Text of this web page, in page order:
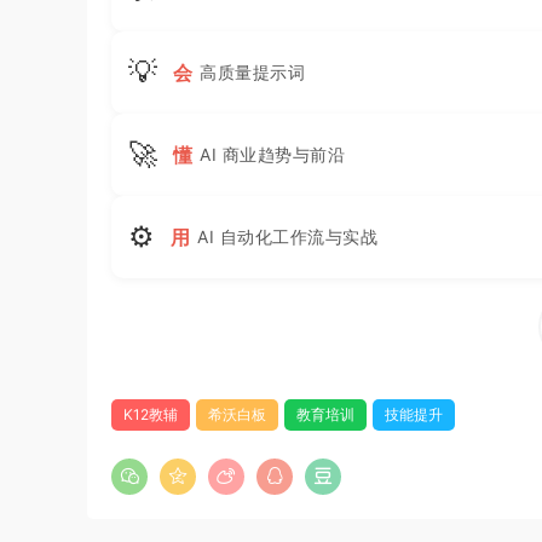
💡 会 高质量提示词
🚀 懂 AI 商业趋势与前沿
⚙ 用 AI 自动化工作流与实战
K12教辅 希沃白板 教育培训 技能提升